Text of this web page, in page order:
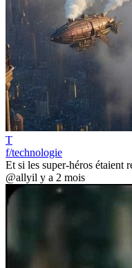
T
f/technologie
Et si les super-héros étaient
@allyil y a 2 mois